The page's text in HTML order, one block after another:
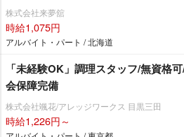
株式会社来夢舘
時給1,075円
アルバイト・パート / 北海道
「未経験OK」調理スタッフ/無資格
会保障完備
株式会社颯花/アレッジワークス 目黒三田
時給1,226円～